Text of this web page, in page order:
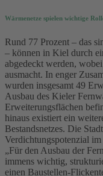
Wärmenetze spielen wichtige
Rund 77 Prozent – das
– können in Kiel durch
abgedeckt werden,
ausmacht. In enger
wurden insgesamt 49
Ausbau des Kieler
Erweiterungsflächen
hinaus existiert ein
Bestandsnetzes. Die
Verdichtungspotenzial
„Für den Ausbau der
immens wichtig,
einen Baustellen-